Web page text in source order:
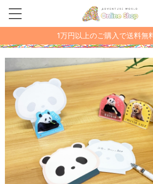
1万円以上のご購入で送料無